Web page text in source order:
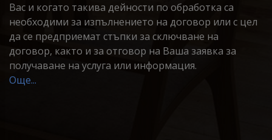
Вас и когато такива дейности по обработка са
необходими за изпълнението на договор или с цел
да се предприемат стъпки за сключване на
договор, както и за отговор на Ваша заявка за
получаване на услуга или информация.
Още...